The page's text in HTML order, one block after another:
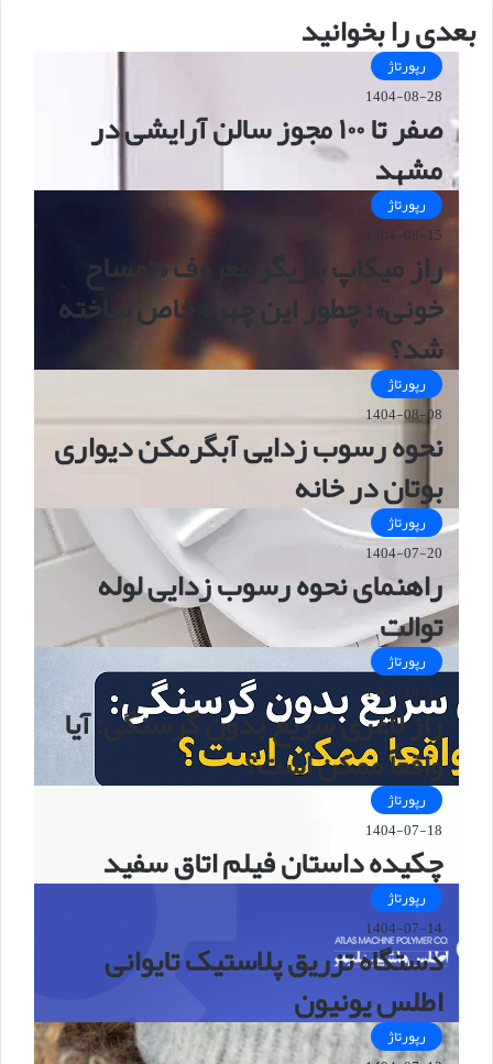
بعدی را بخوانید
رپورتاژ
1404-08-28
صفر تا ۱۰۰ مجوز سالن آرایشی در
مشهد
رپورتاژ
1404-08-15
راز میکاپ بازیگر معروف «تمساح
خونی»؛ چطور این چهره خاص ساخته
شد؟
رپورتاژ
1404-08-08
نحوه رسوب زدایی آبگرمکن دیواری
بوتان در خانه
رپورتاژ
1404-07-20
راهنمای نحوه رسوب زدایی لوله
توالت
رپورتاژ
1404-10-13
راز لاغری سریع بدون گرسنگی: آیا
واقعاً ممکن است؟
رپورتاژ
1404-07-18
چکیده داستان فیلم اتاق سفید
رپورتاژ
1404-07-14
دستگاه تزریق پلاستیک تایوانی
اطلس یونیون
رپورتاژ